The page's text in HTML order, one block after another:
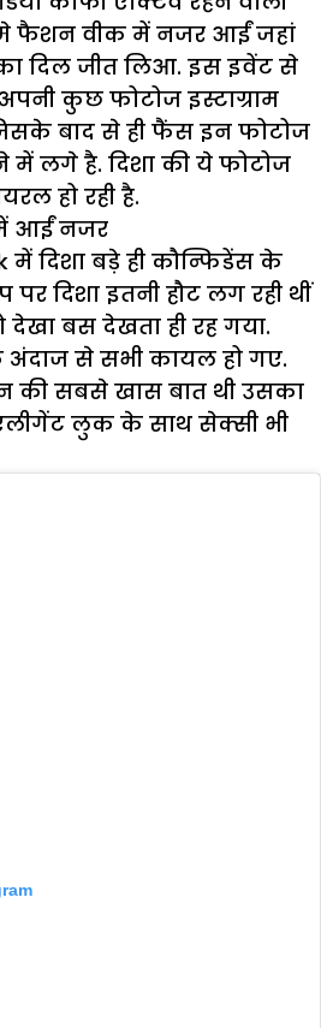
फैशन वीक में नजर आईं जहां
दिल जीत लिआ. इस इवेंट से
कुछ फोटोज इस्टाग्राम
बाद से ही फैंस इन फोटोज
लगे है. दिशा की ये फोटोज
हो रही है.
में आईं नजर
में दिशा बड़े ही कौन्फिडेंस के
पर दिशा इतनी हौट लग रही थीं
देखा बस देखता ही रह गया.
से सभी कायल हो गए.
की सबसे खास बात थी उसका
लुक के साथ सेक्सी भी